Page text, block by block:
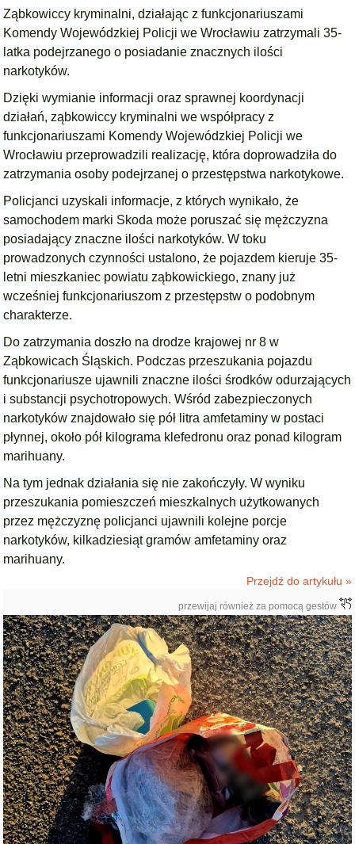
Ząbkowiccy kryminalni, działając z funkcjonariuszami
Komendy Wojewódzkiej Policji we Wrocławiu zatrzymali 35-
latka podejrzanego o posiadanie znacznych ilości
narkotyków.
Dzięki wymianie informacji oraz sprawnej koordynacji
działań, ząbkowiccy kryminalni we współpracy z
funkcjonariuszami Komendy Wojewódzkiej Policji we
Wrocławiu przeprowadzili realizację, która doprowadziła do
zatrzymania osoby podejrzanej o przestępstwa narkotykowe.
Policjanci uzyskali informacje, z których wynikało, że
samochodem marki Skoda może poruszać się mężczyzna
posiadający znaczne ilości narkotyków. W toku
prowadzonych czynności ustalono, że pojazdem kieruje 35-
letni mieszkaniec powiatu ząbkowickiego, znany już
wcześniej funkcjonariuszom z przestępstw o podobnym
charakterze.
Do zatrzymania doszło na drodze krajowej nr 8 w
Ząbkowicach Śląskich. Podczas przeszukania pojazdu
funkcjonariusze ujawnili znaczne ilości środków odurzających
i substancji psychotropowych. Wśród zabezpieczonych
narkotyków znajdowało się pół litra amfetaminy w postaci
płynnej, około pół kilograma klefedronu oraz ponad kilogram
marihuany.
Na tym jednak działania się nie zakończyły. W wyniku
przeszukania pomieszczeń mieszkalnych użytkowanych
przez mężczyznę policjanci ujawnili kolejne porcje
narkotyków, kilkadziesiąt gramów amfetaminy oraz
marihuany.
Przejdź do artykułu »
przewijaj również za pomocą gestów